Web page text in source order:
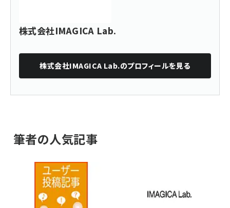
株式会社IMAGICA Lab.
株式会社IMAGICA Lab.のプロフィールを見る
筆者の人気記事